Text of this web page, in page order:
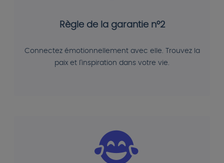
Règle de la garantie n°2
Connectez émotionnellement avec elle. Trouvez la
paix et l'inspiration dans votre vie.